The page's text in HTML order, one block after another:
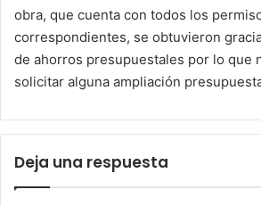
obra, que cuenta con todos los
correspondientes, se obtuvieron
de ahorros presupuestales por lo que
solicitar alguna ampliación
Deja una respuesta